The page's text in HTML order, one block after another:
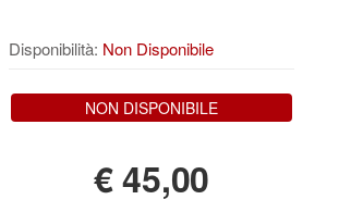
Disponibilità: Non Disponibile
NON DISPONIBILE
€45,00